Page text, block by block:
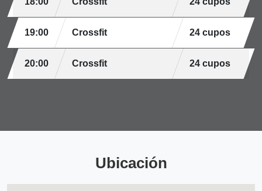
19:00 Crossfit 24 cupos
20:00 Crossfit 24 cupos
Ubicación